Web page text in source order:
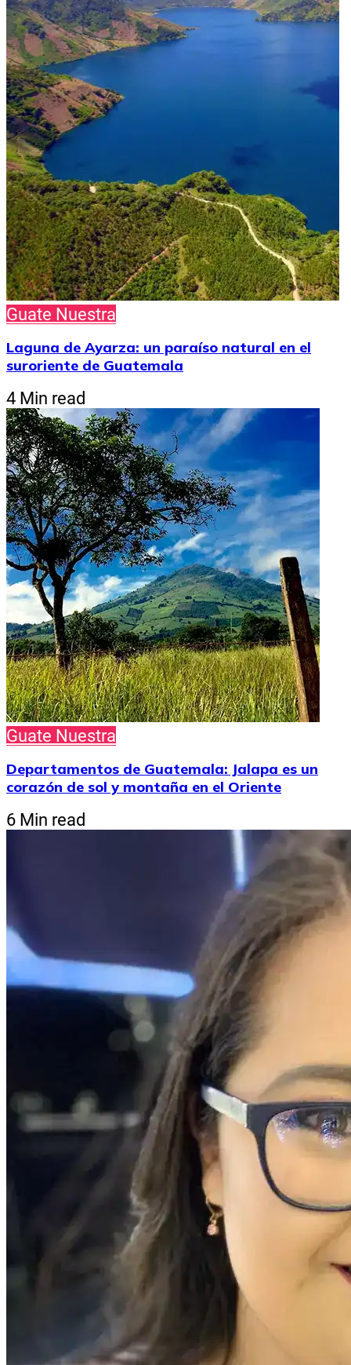
Guate Nuestra
Laguna de Ayarza: un paraíso natural en el
suroriente de Guatemala
4 Min read
Guate Nuestra
Departamentos de Guatemala: Jalapa es un
corazón de sol y montaña en el Oriente
6 Min read